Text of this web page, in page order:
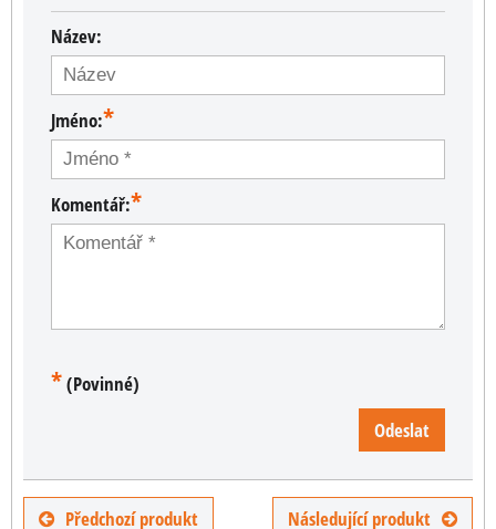
Název:
Jméno:*
Komentář:*
*(Povinné)
Odeslat
Předchozí produkt Následující produkt